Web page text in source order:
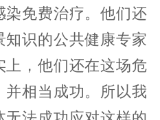
免费治疗。他们还
识的公共健康专家
上，他们还在这场危
相当成功。所以我